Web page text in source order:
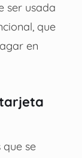
ser usada
que
en
que se